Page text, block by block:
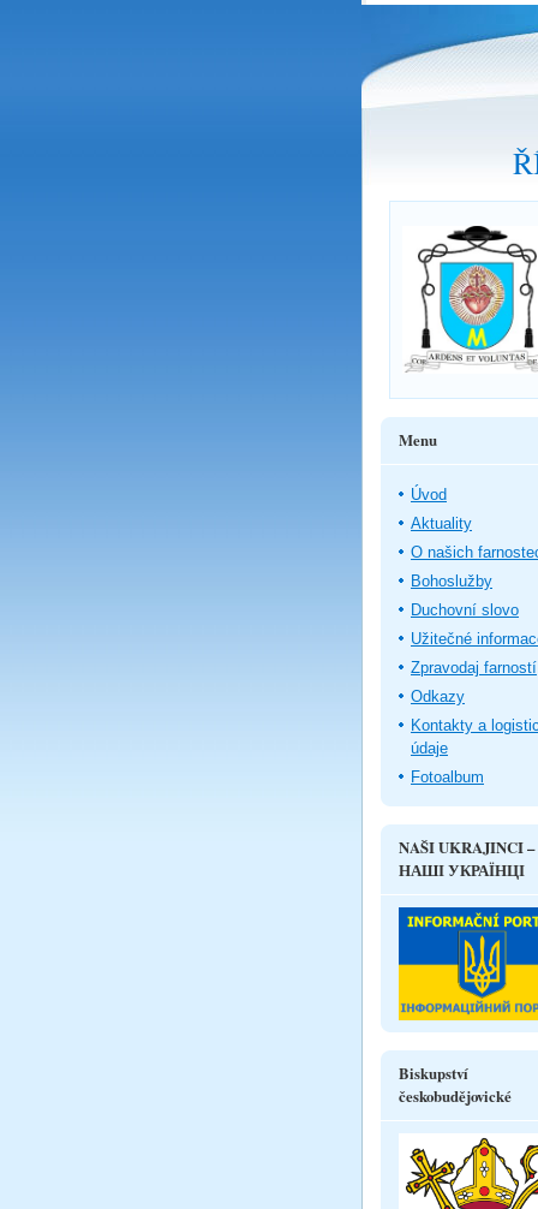
Menu
Úvod
Aktuality
O našich
Bohoslužby
Duchovní slovo
Užitečné
Zpravodaj farností
Odkazy
Kontakty a
údaje
Fotoalbum
NAŠI UKRAJINCI –
НАШІ УКРАЇНЦІ
Biskupství
českobudějovické